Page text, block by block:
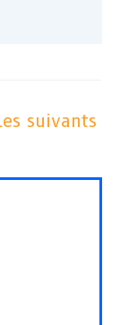
suivants